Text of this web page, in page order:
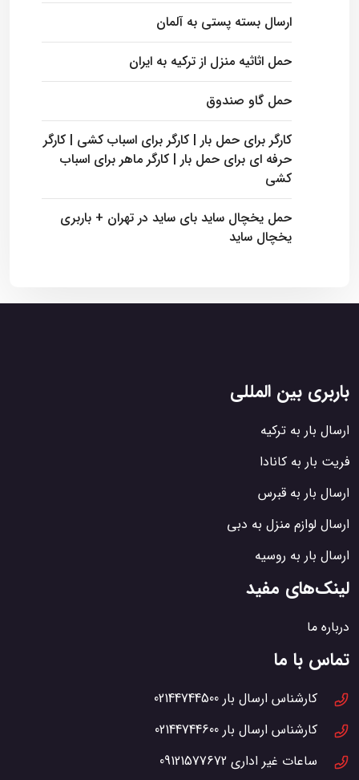
ارسال بسته پستی به آلمان
حمل اثاثیه منزل از ترکیه به ایران
حمل گاو صندوق
کارگر برای حمل بار | کارگر برای اسباب کشی | کارگر
حرفه ای برای حمل بار | کارگر ماهر برای اسباب
کشی
حمل یخچال ساید بای ساید در تهران + باربری
یخچال ساید
باربری بین المللی
ارسال بار به ترکیه
فریت بار به کانادا
ارسال بار به قبرس
ارسال لوازم منزل به دبی
ارسال بار به روسیه
لینک‌های مفید
درباره ما
تماس با ما
کارشناس ارسال بار 02144744500
کارشناس ارسال بار 02144744600
ساعات غیر اداری 09121577672